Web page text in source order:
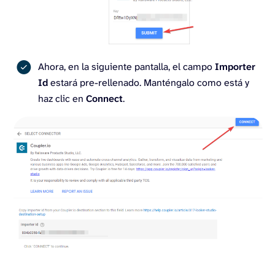
Ahora, en la siguiente pantalla, el campoImporter
Idestará pre-rellenado. Manténgalo como está y
haz clic en Connect.